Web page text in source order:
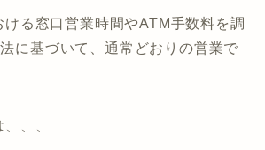
る窓口営業時間やATM手数料を調
に基づいて、通常どおりの営業で
、、